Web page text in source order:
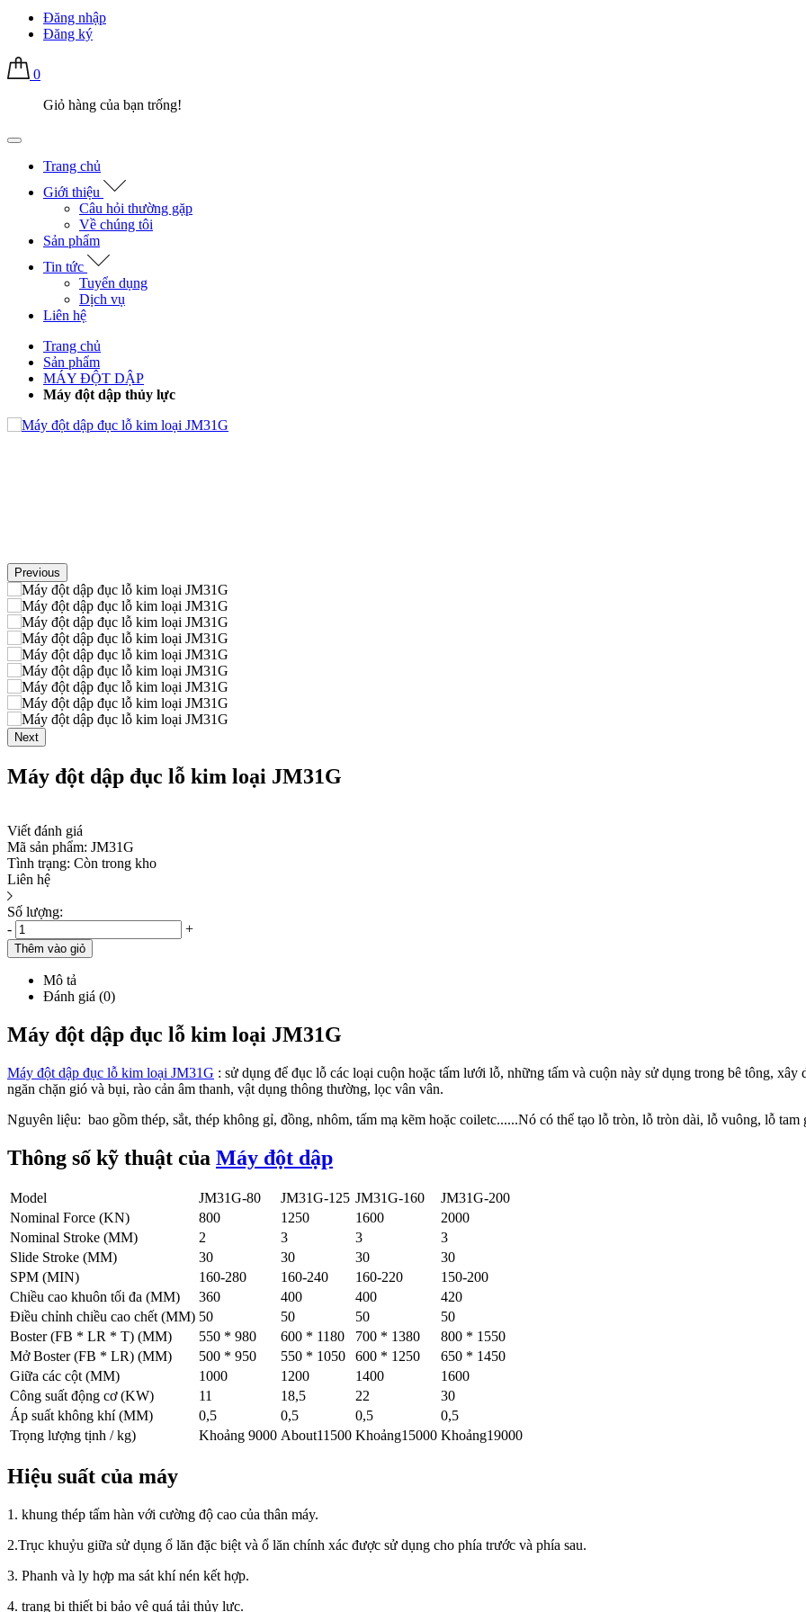
Đăng nhập
Đăng ký
0
Giỏ hàng của bạn trống!
Trang chủ
Giới thiệu
Câu hỏi thường gặp
Về chúng tôi
Sản phẩm
Tin tức
Tuyển dụng
Dịch vụ
Liên hệ
Trang chủ
Sản phẩm
MÁY ĐỘT DẬP
Máy đột dập thủy lực
Previous
Next
Máy đột dập đục lỗ kim loại JM31G
Viết đánh giá
Mã sản phẩm: JM31G
Tình trạng: Còn trong kho
Liên hệ
Số lượng:
-
+
Thêm vào giỏ
Mô tả
Đánh giá (0)
Máy đột dập đục lỗ kim loại JM31G
Máy đột dập đục lỗ kim loại JM31G : sử dụng để đục lỗ các loại cuộn hoặc tấm lưới lỗ, những tấm và cuộn này sử dụng trong bê tông,
ngăn chặn gió và bụi, rào cản âm thanh, vật dụng thông thường, lọc vân vân.
Nguyên liệu: bao gồm thép, sắt, thép không gỉ, đồng, nhôm, tấm mạ kẽm hoặc coiletc......Nó có thể tạo lỗ tròn, lỗ tròn dài, lỗ vuông, lỗ
Thông số kỹ thuật của Máy đột dập
Model JM31G-80 JM31G-125 JM31G-160
JM31G-200
Nominal Force (KN)
800 1250 1600
2000
Nominal Stroke (MM)
2 3 3
3
Slide Stroke (MM)
30 30 30
30
SPM (MIN)
160-280 160-240 160-220
150-200
Chiều cao khuôn tối đa (MM)
360 400 400
420
Điều chỉnh chiều cao chết (MM) 50 50 50
50
Boster (FB * LR * T) (MM)
550 * 980 600 * 1180 700 * 1380
800 * 1550
Mở Boster (FB * LR) (MM)
500 * 950 550 * 1050 600 * 1250
650 * 1450
Giữa các cột (MM)
1000 1200 1400
1600
Công suất động cơ (KW)
11 18,5 22
30
Áp suất không khí (MM)
0,5 0,5 0,5
0,5
Trọng lượng tịnh / kg)
Khoảng 9000 About11500 Khoảng15000 Khoảng19000
Hiệu suất của máy
1. khung thép tấm hàn với cường độ cao của thân máy.
2.Trục khuỷu giữa sử dụng ổ lăn đặc biệt và ổ lăn chính xác được sử dụng cho phía trước và phía sau.
3. Phanh và ly hợp ma sát khí nén kết hợp.
4. trang bị thiết bị bảo vệ quá tải thủy lực.